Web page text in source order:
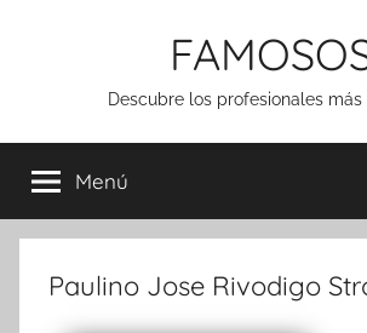
Descubre los profesionales
Menú
Paulino Jose Rivodigo